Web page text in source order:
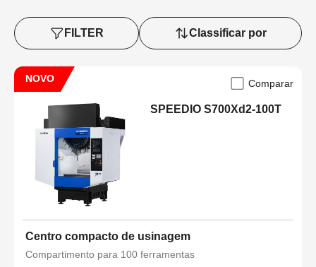
FILTER Classificar por
NOVO Comparar
SPEEDIO S700Xd2-100T
Centro compacto de usinagem
Compartimento para 100 ferramentas